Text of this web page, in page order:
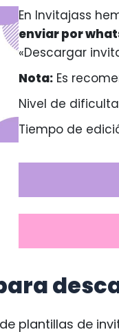
En Invitajass
enviar por
«Descargar
Nota:Es
Nivel de
Tiempo de
plantillas de